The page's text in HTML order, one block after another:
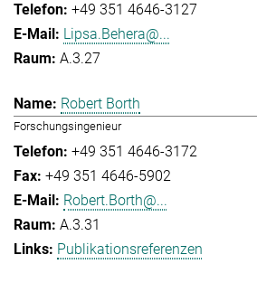
+49 351 4646-3127
Lipsa.Behera@...
A.3.27
Robert Borth
Forschungsingenieur
+49 351 4646-3172
+49 351 4646-5902
Robert.Borth@...
A.3.31
Publikationsreferenzen